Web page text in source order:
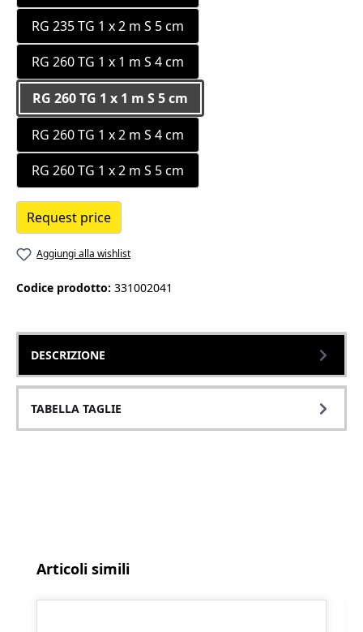
RG 235 TG 1 x 2 m S 5 cm
RG 260 TG 1 x 1 m S 4 cm
RG 260 TG 1 x 1 m S 5 cm
RG 260 TG 1 x 2 m S 4 cm
RG 260 TG 1 x 2 m S 5 cm
Request price
Aggiungi alla wishlist
Codice prodotto: 331002041
DESCRIZIONE
TABELLA TAGLIE
Salta la galleria dei prodotti
Articoli simili